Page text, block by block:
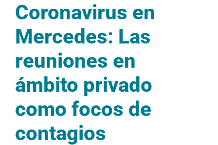
Coronavirus en
Mercedes: Las
reuniones en
ámbito privado
como focos de
contagios